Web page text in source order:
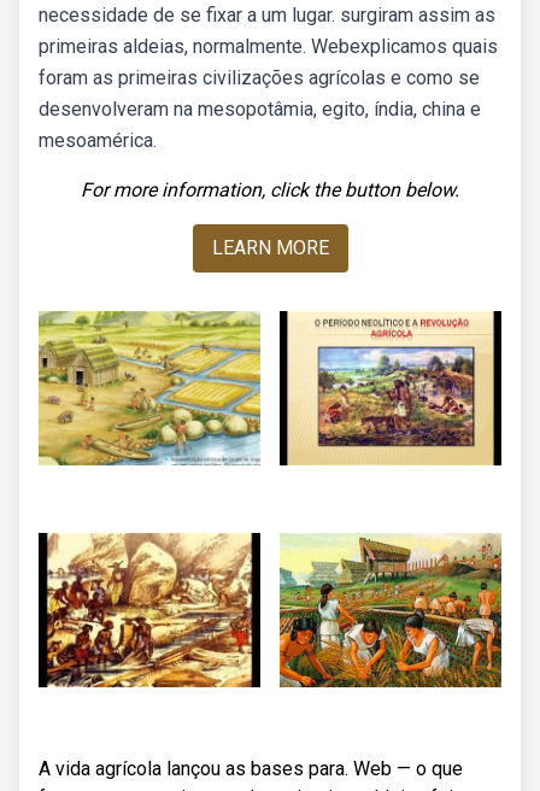
necessidade de se fixar a um lugar. surgiram assim as
primeiras aldeias, normalmente. Webexplicamos quais
foram as primeiras civilizações agrícolas e como se
desenvolveram na mesopotâmia, egito, índia, china e
mesoamérica.
For more information, click the button below.
LEARN MORE
A vida agrícola lançou as bases para. Web — o que